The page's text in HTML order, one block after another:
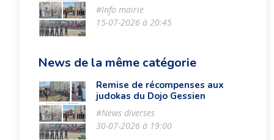
#Info mairie
15-07-2026 à 20:45
News de la même catégorie
Remise de récompenses aux
judokas du Dojo Gessien
#News diverses
30-07-2026 à 19:00